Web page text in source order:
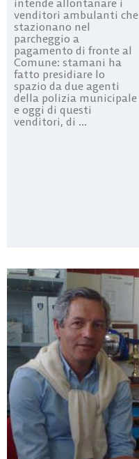
intende allontanare i
venditori ambulanti che
stazionano nel
parcheggio a
pagamento di fronte al
Comune: stamani ha
fatto presidiare lo
spazio da due agenti
della polizia municipale
e oggi di questi
venditori, di ...